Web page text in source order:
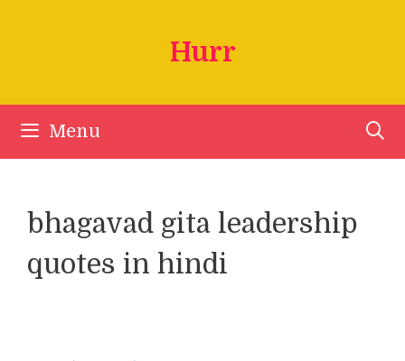
Hurr
Menu
bhagavad gita leadership
quotes in hindi